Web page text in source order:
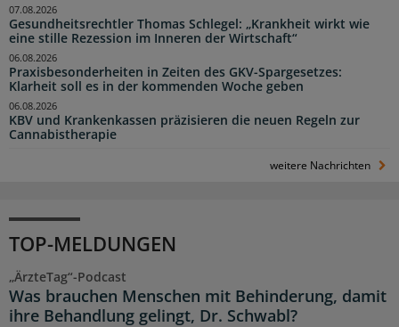
Gesundheitsrechtler Thomas Schlegel: „Krankheit wirkt wie
eine stille Rezession im Inneren der Wirtschaft“
07.08.2026
Praxisbesonderheiten in Zeiten des GKV-Spargesetzes:
Klarheit soll es in der kommenden Woche geben
06.08.2026
KBV und Krankenkassen präzisieren die neuen Regeln zur
Cannabistherapie
06.08.2026
weitere Nachrichten
TOP-MELDUNGEN
„ÄrzteTag“-Podcast
Was brauchen Menschen mit Behinderung, damit
ihre Behandlung gelingt, Dr. Schwabl?